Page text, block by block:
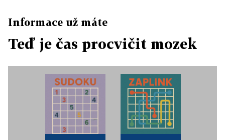
Informace už máte
Teď je čas procvičit mozek